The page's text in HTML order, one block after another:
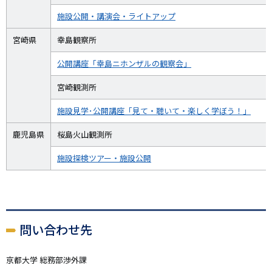
施設公開・講演会・ライトアップ
宮崎県 幸島観察所
公開講座「幸島ニホンザルの観察会」
宮崎観測所
施設見学･公開講座「見て・聴いて・楽しく学ぼう！」
鹿児島県 桜島火山観測所
施設探検ツアー・施設公開
問い合わせ先
京都大学 総務部渉外課